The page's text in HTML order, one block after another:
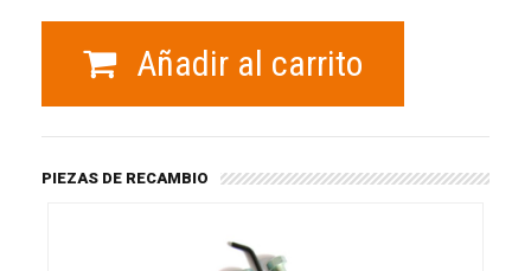
Añadir al carrito
PIEZAS DE RECAMBIO